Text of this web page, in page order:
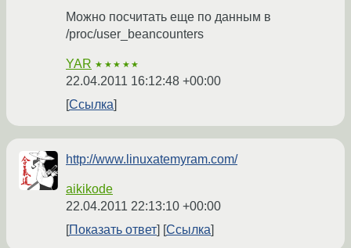
Можно посчитать еще по данным в
/proc/user_beancounters
YAR ★★★★★
22.04.2011 16:12:48 +00:00
Ссылка
http://www.linuxatemyram.com/
aikikode
22.04.2011 22:13:10 +00:00
Показать ответ
Ссылка